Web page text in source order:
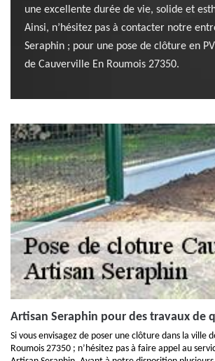
une excellente durée de vie, solide et
Ainsi, n’hésitez pas à contacter notre
Seraphin ; pour une pose de clôture en
de Cauverville En Roumois 27350.
Artisan Seraphin pour des travaux de
Si vous envisagez de poser une clôture dans la ville
Roumois 27350 ; n’hésitez pas à faire appel au